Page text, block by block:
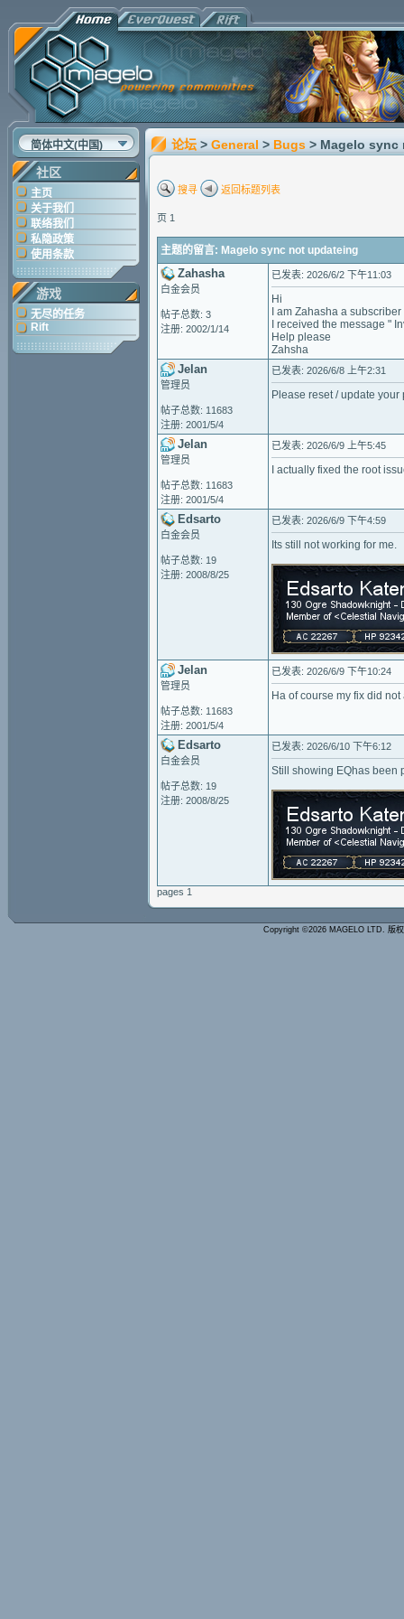
简体中文(中国)
社区
主页
关于我们
联络我们
私隐政策
使用条款
游戏
无尽的任务
Rift
论坛 > General > Bugs > Magelo
搜寻 返回标题列表
页 1
主题的留言: Magelo sync not updateing
Zahasha
白金会员
帖子总数: 3
注册: 2002/1/14
已发表: 2026/6/2 下午11:03
Hi
I am Zahasha a
I received the message "
Help please
Zahsha
Jelan
管理员
帖子总数: 11683
注册: 2001/5/4
已发表: 2026/6/8 上午2:31
Please reset / update
Jelan
管理员
帖子总数: 11683
注册: 2001/5/4
已发表: 2026/6/9 上午5:45
I actually fixed the root
Edsarto
白金会员
帖子总数: 19
注册: 2008/8/25
已发表: 2026/6/9 下午4:59
Its still not working for me.
Jelan
管理员
帖子总数: 11683
注册: 2001/5/4
已发表: 2026/6/9 下午10:24
Ha of course my fix did
Edsarto
白金会员
帖子总数: 19
注册: 2008/8/25
已发表: 2026/6/10 下午6:12
Still showing EQhas been
pages 1
Copyright ©2026 MAGELO LTD. 版